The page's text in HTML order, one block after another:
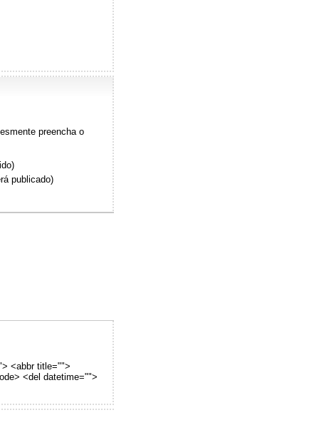
preencha o
publicado)
<abbr title="">
<del datetime="">